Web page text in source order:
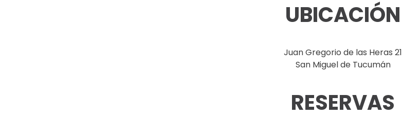
UBICACIÓN
Juan Gregorio de las Heras 21
San Miguel de Tucumán
RESERVAS